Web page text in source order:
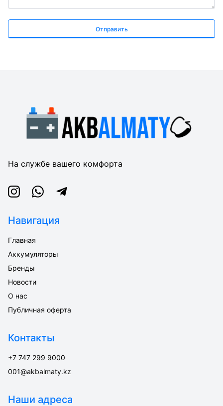
Отправить
На службе вашего комфорта
InstagramWhatsappTelegram
Навигация
Главная
Аккумуляторы
Бренды
Новости
О нас
Публичная оферта
Контакты
+7 747 299 9000
001@akbalmaty.kz
Наши адреса